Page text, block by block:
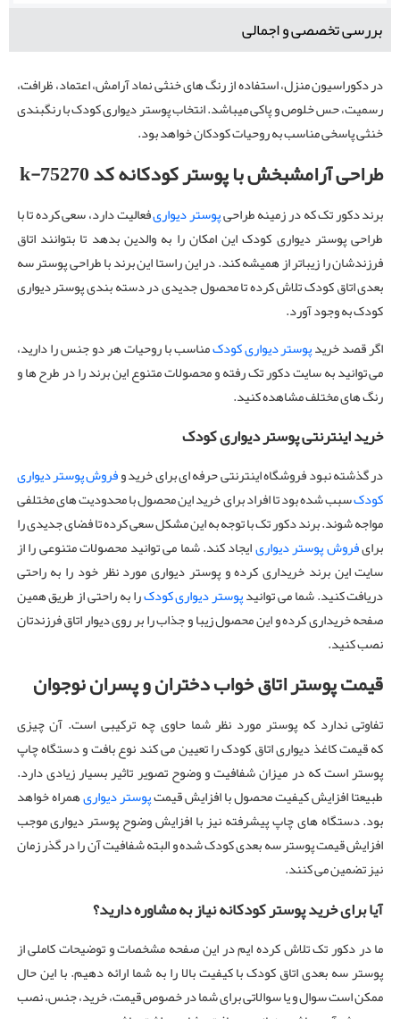
بررسی تخصصی و اجمالی
در دکوراسیون منزل، استفاده از رنگ های خنثی نماد آرامش، اعتماد، ظرافت،
رسمیت، حس خلوص و پاکی میباشد. انتخاب پوستر دیواری کودک با رنگبندی
خنثی پاسخی مناسب به روحیات کودکان خواهد بود.
طراحی آرامشبخش با پوستر کودکانه کد k-75270
برند دکور تک که در زمینه طراحیپوستر دیواریفعالیت دارد، سعی کرده تا با
طراحی پوستر دیواری کودک این امکان را به والدین بدهد تا بتوانند اتاق
فرزندشان را زیباتر از همیشه کند. در این راستا این برند با طراحی پوستر سه
بعدی اتاق کودک تلاش کرده تا محصول جدیدی در دسته بندی پوستر دیواری
کودک به وجود آورد.
اگر قصد خریدپوستر دیواری کودکمناسب با روحیات هر دو جنس را دارید،
می توانید به سایت دکور تک رفته و محصولات متنوع این برند را در طرح ها و
رنگ های مختلف مشاهده کنید.
خرید اینترنتی پوستر دیواری کودک
در گذشته نبود فروشگاه اینترنتی حرفه ای برای خرید وفروش پوستر دیواری
کودکسبب شده بود تا افراد برای خرید این محصول با محدودیت های مختلفی
مواجه شوند. برند دکور تک با توجه به این مشکل سعی کرده تا فضای جدیدی را
برایفروش پوستر دیواریایجاد کند. شما می توانید محصولات متنوعی را از
سایت این برند خریداری کرده و پوستر دیواری مورد نظر خود را به راحتی
دریافت کنید. شما می توانیدپوستر دیواری کودکرا به راحتی از طریق همین
صفحه خریداری کرده و این محصول زیبا و جذاب را بر روی دیوار اتاق فرزندتان
نصب کنید.
قیمت پوستر اتاق خواب دختران و پسران نوجوان
تفاوتی ندارد که پوستر مورد نظر شما حاوی چه ترکیبی است. آن چیزی
که قیمت کاغذ دیواری اتاق کودک را تعیین می کند نوع بافت و دستگاه چاپ
پوستر است که در میزان شفافیت و وضوح تصویر تاثیر بسیار زیادی دارد.
طبیعتا افزایش کیفیت محصول با افزایش قیمتپوستر دیواریهمراه خواهد
بود. دستگاه های چاپ پیشرفته نیز با افزایش وضوح پوستر دیواری موجب
افزایش قیمت پوستر سه بعدی کودک شده و البته شفافیت آن را در گذر زمان
نیز تضمین می کنند.
آیا برای خرید پوستر کودکانه نیاز به مشاوره دارید؟
ما در دکور تک تلاش کرده ایم در این صفحه مشخصات و توضیحات کاملی از
پوستر سه بعدی اتاق کودک با کیفیت بالا را به شما ارائه دهیم. با این حال
ممکن است سوال و یا سوالاتی برای شما در خصوص قیمت، خرید، جنس، نصب